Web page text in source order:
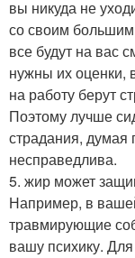
вы никуда не
со своим
все будут на вас
нужны их оценки,
на работу берут
Поэтому лучше
страдания, думая
несправедлива.
5. жир может
Например, в
травмирующие
вашу психику.